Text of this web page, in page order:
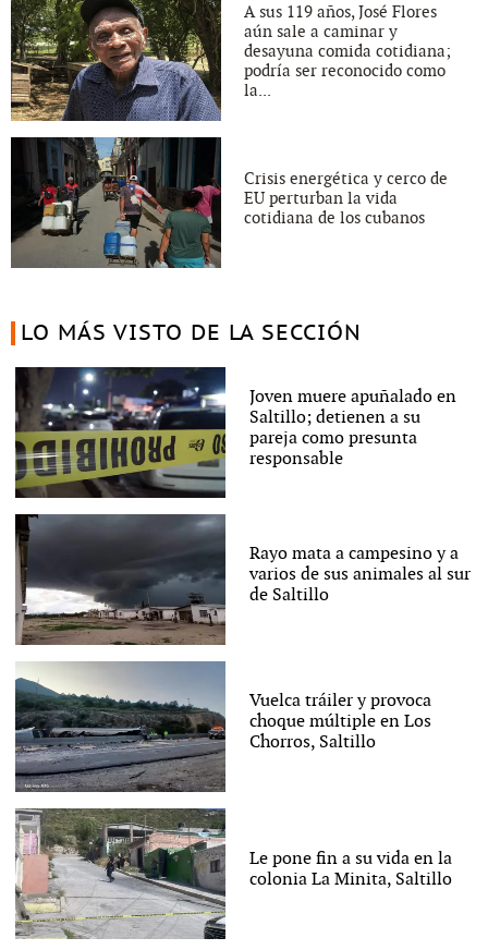
A sus 119 años, José Flores
aún sale a caminar y
desayuna comida cotidiana;
podría ser reconocido como
la...
Crisis energética y cerco de
EU perturban la vida
cotidiana de los cubanos
LO MÁS VISTO DE LA SECCIÓN
Joven muere apuñalado en
Saltillo; detienen a su
pareja como presunta
responsable
Rayo mata a campesino y a
varios de sus animales al sur
de Saltillo
Vuelca tráiler y provoca
choque múltiple en Los
Chorros, Saltillo
Le pone fin a su vida en la
colonia La Minita, Saltillo